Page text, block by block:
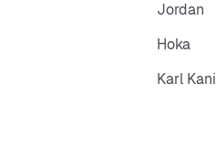
Jordan
Hoka
Karl Kani